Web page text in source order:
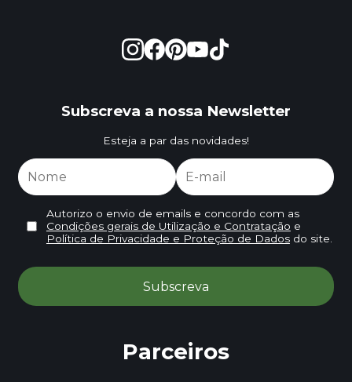
Subscreva a nossa Newsletter
Esteja a par das novidades!
Autorizo o envio de emails e concordo com as
Condições gerais de Utilização e Contratação e
Política de Privacidade e Proteção de Dadosdo site.
Parceiros